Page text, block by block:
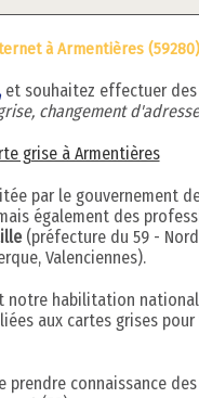
à Armentières (59280)
et souhaitez effectuer
changement
grise à Armentières
par le gouvernement
également des
(préfecture du 59 -
Valenciennes).
notre habilitation
aux cartes grises
connaissance